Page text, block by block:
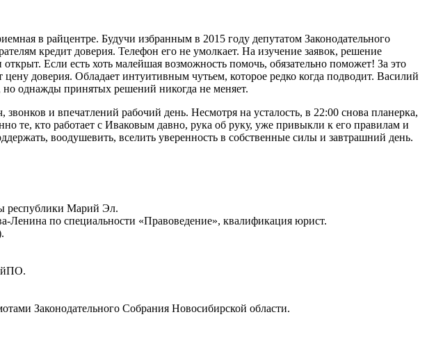
в райцентре. Будучи избранным в 2015 году депутатом Законодательного
кредит доверия. Телефон его не умолкает. На изучение заявок, решение
Если есть хоть малейшая возможность помочь, обязательно поможет! За это
доверия. Обладает интуитивным чутьем, которое редко когда подводит. Василий
однажды принятых решений никогда не меняет.
и впечатлений рабочий день. Несмотря на усталость, в 22:00 снова планерка,
те, кто работает с Иваковым давно, рука об руку, уже привыкли к его правилам и
воодушевить, вселить уверенность в собственные силы и завтрашний день.
республики Марий Эл.
Ленина по специальности «Правоведение», квалификация юрист.
Законодательного Собрания Новосибирской области.